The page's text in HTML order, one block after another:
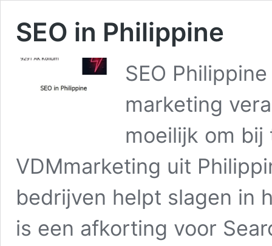
SEO in Philippine
SEO
marketing
moeilijk om bij
VDMmarketing uit
bedrijven helpt slagen in
is een afkorting voor